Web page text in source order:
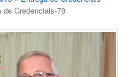
de Credenciais-78